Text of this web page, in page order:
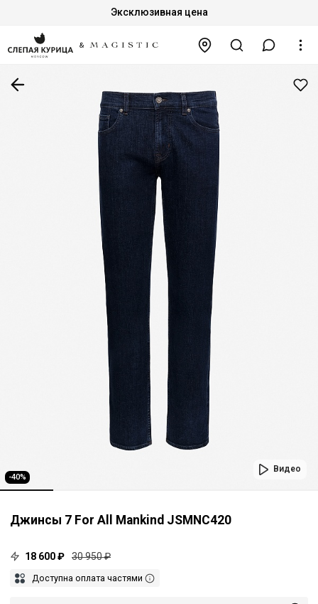
Эксклюзивная цена
-40%
Видео
Джинсы 7 For All Mankind JSMNC420
18 600 ₽ 30 950 ₽
Доступна оплата частями